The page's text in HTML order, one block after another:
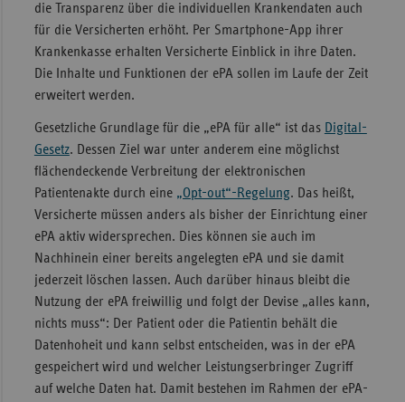
die Transparenz über die individuellen Krankendaten auch
für die Versicherten erhöht. Per Smartphone-App ihrer
Krankenkasse erhalten Versicherte Einblick in ihre Daten.
Die Inhalte und Funktionen der ePA sollen im Laufe der Zeit
erweitert werden.
Gesetzliche Grundlage für die „ePA für alle“ ist das Digital-
Gesetz. Dessen Ziel war unter anderem eine möglichst
flächendeckende Verbreitung der elektronischen
Patientenakte durch eine „Opt-out“-Regelung. Das heißt,
Versicherte müssen anders als bisher der Einrichtung einer
ePA aktiv widersprechen. Dies können sie auch im
Nachhinein einer bereits angelegten ePA und sie damit
jederzeit löschen lassen. Auch darüber hinaus bleibt die
Nutzung der ePA freiwillig und folgt der Devise „alles kann,
nichts muss“: Der Patient oder die Patientin behält die
Datenhoheit und kann selbst entscheiden, was in der ePA
gespeichert wird und welcher Leistungserbringer Zugriff
auf welche Daten hat. Damit bestehen im Rahmen der ePA-